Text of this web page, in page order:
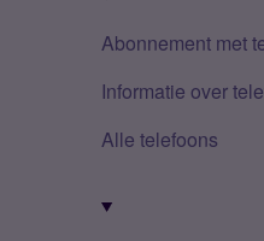
Abonnement met
Informatie over
Alle telefoons